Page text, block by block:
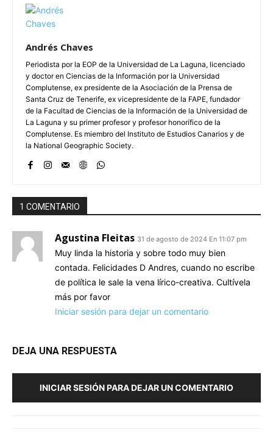
Andrés Chaves
Periodista por la EOP de la Universidad de La Laguna, licenciado
y doctor en Ciencias de la Información por la Universidad
Complutense, ex presidente de la Asociación de la Prensa de
Santa Cruz de Tenerife, ex vicepresidente de la FAPE, fundador
de la Facultad de Ciencias de la Información de la Universidad de
La Laguna y su primer profesor y profesor honorífico de la
Complutense. Es miembro del Instituto de Estudios Canarios y de
la National Geographic Society.
1 COMENTARIO
Agustina Fleitas 31 de agosto de 2024 En 11:07 pm
Muy linda la historia y sobre todo muy bien
contada. Felicidades D Andres, cuando no escribe
de política le sale la vena lírico-creativa. Cultívela
más por favor
Iniciar sesión para dejar un comentario
DEJA UNA RESPUESTA
INICIAR SESIÓN PARA DEJAR UN COMENTARIO